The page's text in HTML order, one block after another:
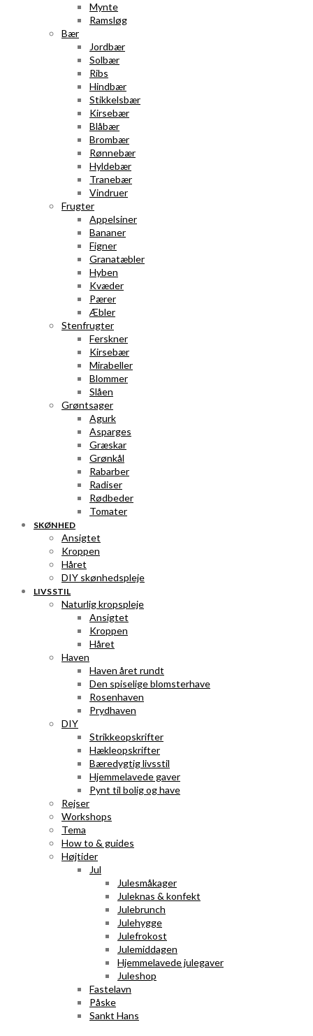
Mynte
Ramsløg
Bær
Jordbær
Solbær
Ribs
Hindbær
Stikkelsbær
Kirsebær
Blåbær
Brombær
Rønnebær
Hyldebær
Tranebær
Vindruer
Frugter
Appelsiner
Bananer
Figner
Granatæbler
Hyben
Kvæder
Pærer
Æbler
Stenfrugter
Ferskner
Kirsebær
Mirabeller
Blommer
Slåen
Grøntsager
Agurk
Asparges
Græskar
Grønkål
Rabarber
Radiser
Rødbeder
Tomater
SKØNHED
Ansigtet
Kroppen
Håret
DIY skønhedspleje
LIVSSTIL
Naturlig kropspleje
Ansigtet
Kroppen
Håret
Haven
Haven året rundt
Den spiselige blomsterhave
Rosenhaven
Prydhaven
DIY
Strikkeopskrifter
Hækleopskrifter
Bæredygtig livsstil
Hjemmelavede gaver
Pynt til bolig og have
Rejser
Workshops
Tema
How to & guides
Højtider
Jul
Julesmåkager
Juleknas & konfekt
Julebrunch
Julehygge
Julefrokost
Julemiddagen
Hjemmelavede julegaver
Juleshop
Fastelavn
Påske
Sankt Hans